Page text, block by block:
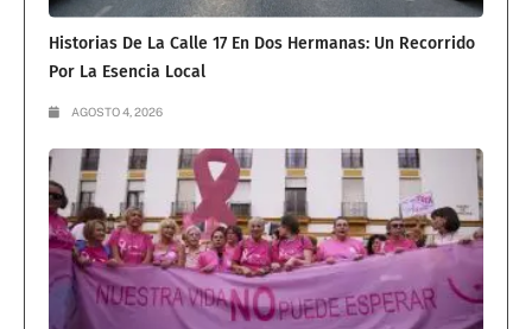
Historias De La Calle 17 En Dos Hermanas: Un Recorrido
Por La Esencia Local
AGOSTO 4, 2026